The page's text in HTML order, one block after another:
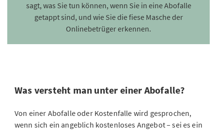
sagt, was Sie tun können, wenn Sie in eine Abofalle
getappt sind, und wie Sie die fiese Masche der
Onlinebetrüger erkennen.
Was versteht man unter einer Abofalle?
Von einer Abofalle oder Kostenfalle wird gesprochen,
wenn sich ein angeblich kostenloses Angebot – sei es ein